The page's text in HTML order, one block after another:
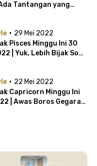
Tantangan yang
· 29 Mei 2022
Pisces Minggu Ini 30
| Yuk, Lebih Bijak Soal
· 22 Mei 2022
Capricorn Minggu Ini
| Awas Boros Gegara